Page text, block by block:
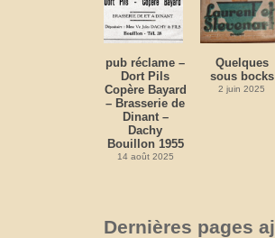
pub réclame –
Dort Pils
Copère Bayard
– Brasserie de
Dinant –
Dachy
Bouillon 1955
14 août 2025
Quelques
sous bocks
2 juin 2025
Dernières pages